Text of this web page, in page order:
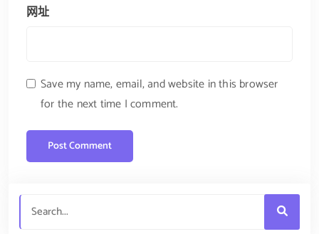
网址
Save my name, email, and website in this browser
for the next time I comment.